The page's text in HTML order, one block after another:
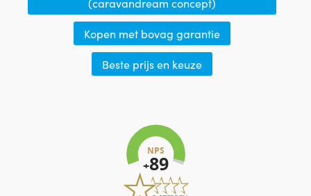
Kopen met bovag garantie
Beste prijs en keuze